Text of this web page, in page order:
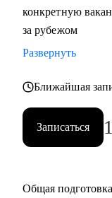
конкретную
за рубежом
Развернуть
Ближайшая
Записаться
Общая